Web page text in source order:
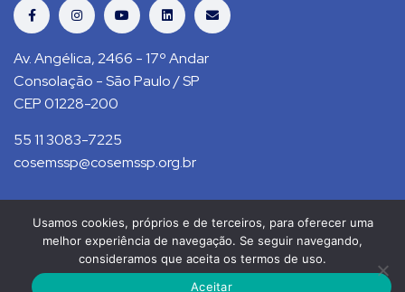
Av. Angélica, 2466 - 17º Andar
Consolação - São Paulo / SP
CEP 01228-200
55 11 3083-7225
cosemssp@cosemssp.org.br
Política de Privacidade Contato
COSEMS/SP © 2021. Todos direitos reservados.
Usamos cookies, próprios e de terceiros, para oferecer uma
melhor experiência de navegação. Se seguir navegando,
consideramos que aceita os termos de uso.
Aceitar